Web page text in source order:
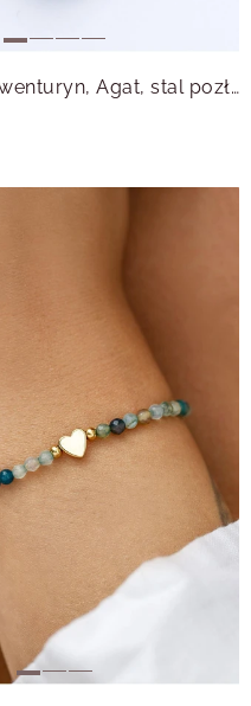
Bransoletka Awenturyn, Agat, stal pozłacana S115003Z00